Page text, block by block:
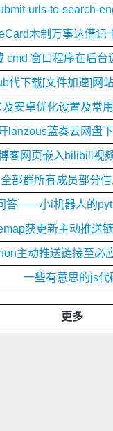
urls-to-search-
木制万事达借记
cmd 窗口程序在后台
代下载[文件加速]网
及安卓优化设置及常
lanzous蓝奏云网盘
客网页嵌入bilibili视
部群所有成员部分
答——小i机器人的
获更新主动推送
主动推送链接至必
一些有意思的js代
更多